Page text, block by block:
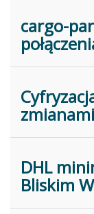
cargo-
DHL
Bliskim